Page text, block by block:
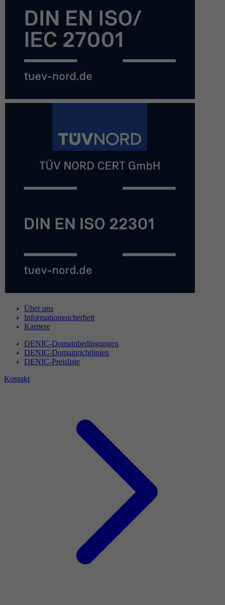
Über uns
Informationssicherheit
Karriere
DENIC-Domainbedingungen
DENIC-Domainrichtlinien
DENIC-Preisliste
Kontakt